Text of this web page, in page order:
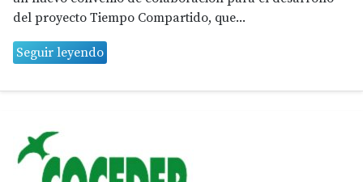
del proyecto Tiempo Compartido, que...
Seguir leyendo